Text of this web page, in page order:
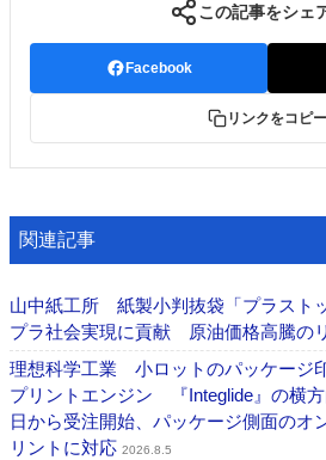
この記事をシェ
Facebook
リンクをコピー
関連記事
山中紙工所 紙製小判抜袋「プラスト
プラ社会実現に貢献 原油価格高騰の
理想科学工業 小ロットのパッケージ
プリントエンジン 『Integlide』の横
日から受注開始、パッケージ側面のオ
リントに対応 2026.8.5